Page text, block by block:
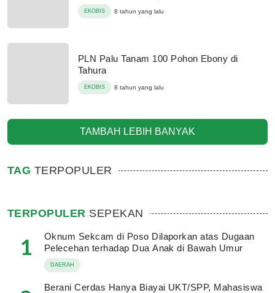
EKOBIS 8 tahun yang lalu
PLN Palu Tanam 100 Pohon Ebony di
Tahura
EKOBIS 8 tahun yang lalu
TAMBAH LEBIH BANYAK
TAG TERPOPULER
TERPOPULER SEPEKAN
1
Oknum Sekcam di Poso Dilaporkan atas Dugaan
Pelecehan terhadap Dua Anak di Bawah Umur
DAERAH
Berani Cerdas Hanya Biayai UKT/SPP, Mahasiswa